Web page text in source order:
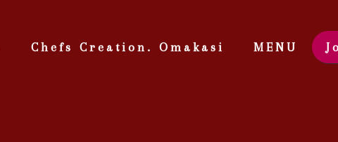
Chefs Creation. Omakasi MENU